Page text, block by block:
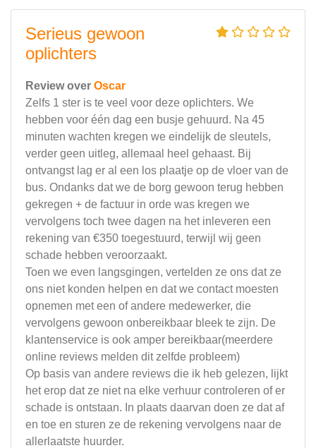
Serieus gewoon
oplichters
Review over Oscar
Zelfs 1 ster is te veel voor deze oplichters. We
hebben voor één dag een busje gehuurd. Na 45
minuten wachten kregen we eindelijk de sleutels,
verder geen uitleg, allemaal heel gehaast. Bij
ontvangst lag er al een los plaatje op de vloer van de
bus. Ondanks dat we de borg gewoon terug hebben
gekregen + de factuur in orde was kregen we
vervolgens toch twee dagen na het inleveren een
rekening van €350 toegestuurd, terwijl wij geen
schade hebben veroorzaakt.
Toen we even langsgingen, vertelden ze ons dat ze
ons niet konden helpen en dat we contact moesten
opnemen met een of andere medewerker, die
vervolgens gewoon onbereikbaar bleek te zijn. De
klantenservice is ook amper bereikbaar(meerdere
online reviews melden dit zelfde probleem)
Op basis van andere reviews die ik heb gelezen, lijkt
het erop dat ze niet na elke verhuur controleren of er
schade is ontstaan. In plaats daarvan doen ze dat af
en toe en sturen ze de rekening vervolgens naar de
allerlaatste huurder.